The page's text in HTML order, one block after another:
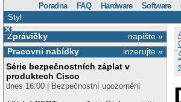
Poradna FAQ Hardware Software
Styl
×
napište »
Zprávičky
inzerujte »
Pracovní nabídky
Série bezpečnostních záplat v
produktech Cisco
dnes 16:00 | Bezpečnostní upozornění